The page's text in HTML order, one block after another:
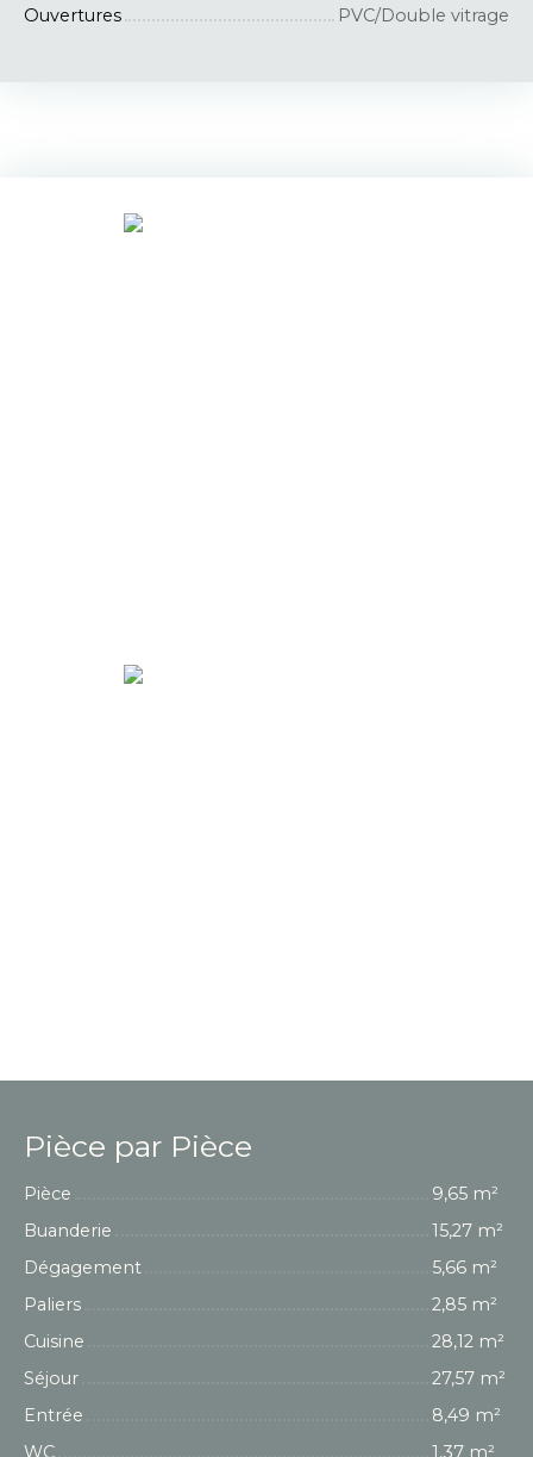
Ouvertures PVC/Double vitrage
Pièce par Pièce
Pièce
9,65 m²
Buanderie
15,27 m²
Dégagement
5,66 m²
Paliers
2,85 m²
Cuisine
28,12 m²
Séjour
27,57 m²
Entrée
8,49 m²
WC
1,37 m²